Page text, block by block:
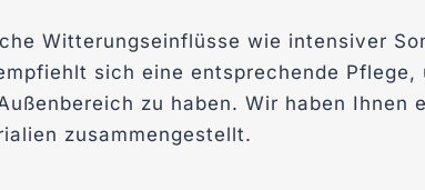
Witterungseinflüsse wie intensiver
sich eine entsprechende Pflege,
zu haben. Wir haben Ihnen
zusammengestellt.